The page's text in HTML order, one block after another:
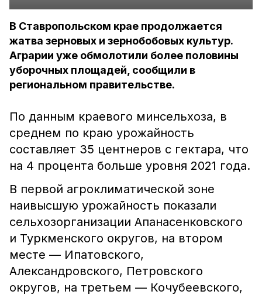
В Ставропольском крае продолжается
жатва зерновых и зернобобовых культур.
Аграрии уже обмолотили более половины
уборочных площадей, сообщили в
региональном правительстве.
По данным краевого минсельхоза, в
среднем по краю урожайность
составляет 35 центнеров с гектара, что
на 4 процента больше уровня 2021 года.
В первой агроклиматической зоне
наивысшую урожайность показали
сельхозорганизации Апанасенковского
и Туркменского округов, на втором
месте — Ипатовского,
Александровского, Петровского
округов, на третьем — Кочубеевского,